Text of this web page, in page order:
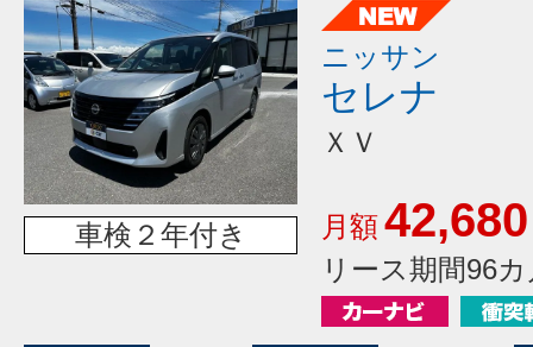
車検２年付き
ニッサン
セレナ
ＸＶ
月額42,680
リース期間96